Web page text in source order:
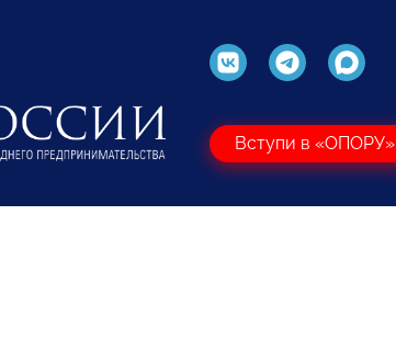
Вступи в «ОПОРУ»